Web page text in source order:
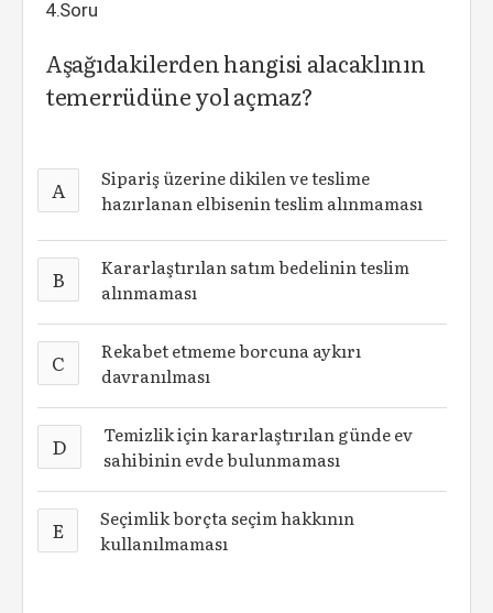
4.Soru
Aşağıdakilerden hangisi alacaklının
temerrüdüne yol açmaz?
A
Sipariş üzerine dikilen ve teslime
hazırlanan elbisenin teslim alınmaması
B
Kararlaştırılan satım bedelinin teslim
alınmaması
C
Rekabet etmeme borcuna aykırı
davranılması
D
Temizlik için kararlaştırılan günde ev
sahibinin evde bulunmaması
E
Seçimlik borçta seçim hakkının
kullanılmaması